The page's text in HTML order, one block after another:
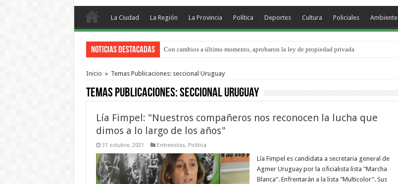
La Ciudad La Región La Provincia Política Deportes Cultura Policiales Ambiente
Noticias Destacadas Con cambios a último momento, aprobaron la ley de propiedad privada
Inicio » Temas Publicaciones: seccional Uruguay
Temas Publicaciones:seccional Uruguay
Lía Fimpel: "Nuestros compañeros nos reconocen la lucha que
dimos a lo largo de los años"
31 octubre, 2021 Entrevistas, Política
Lía Fimpel es candidata a secretaria general de
Agmer Uruguay por la oficialista lista "Marcha
Blanca". Enfrentarán a la lista "Multicolor". Sus